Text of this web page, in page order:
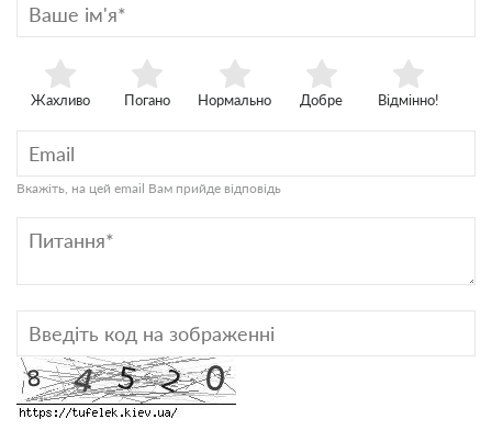
Жахливо Погано Нормально Добре Відмінно!
Вкажіть, на цей email Вам прийде відповідь